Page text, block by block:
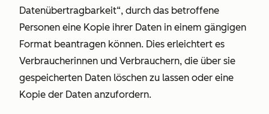
Datenübertragbarkeit“, durch das betroffene
Personen eine Kopie ihrer Daten in einem gängigen
Format beantragen können. Dies erleichtert es
Verbraucherinnen und Verbrauchern, die über sie
gespeicherten Daten löschen zu lassen oder eine
Kopie der Daten anzufordern.